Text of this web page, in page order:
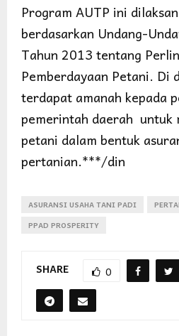
Program AUTP ini
berdasarkan Undang-
Tahun 2013 tentang
Pemberdayaan Petani. Di
terdapat amanah kepada
pemerintah daerah untuk
petani dalam bentuk
pertanian.***/din
ASURANSI USAHA TANI PADI
PPAD PROSPERITY
SHARE 0